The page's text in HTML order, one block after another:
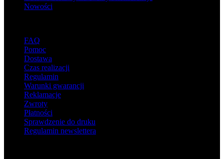
Nowości
FAQ
Pomoc
Dostawa
Czas realizacji
Regulamin
Warunki gwarancji
Reklamacje
Zwroty
Płatności
Sprawdzenie do druku
Regulamin newslettera